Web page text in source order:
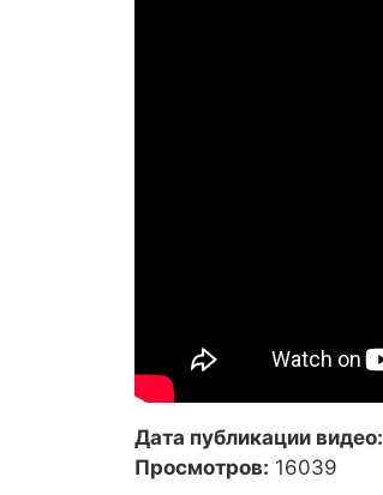
Дата публикации видео:
Просмотров: 16039